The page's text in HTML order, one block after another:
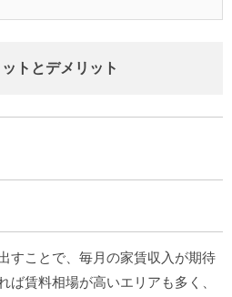
トとデメリット
すことで、毎月の家賃収入が期待
ば賃料相場が高いエリアも多く、